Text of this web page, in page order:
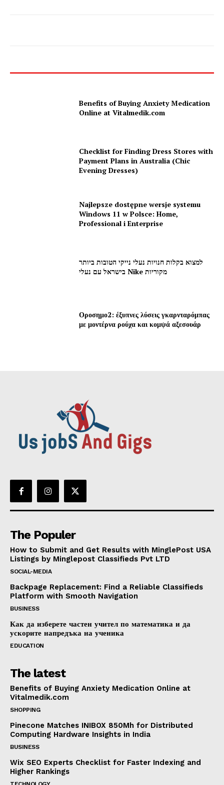
Benefits of Buying Anxiety Medication
Online at Vitalmedik.com
Checklist for Finding Dress Stores with
Payment Plans in Australia (Chic
Evening Dresses)
Najlepsze dostępne wersje systemu
Windows 11 w Polsce: Home,
Professional i Enterprise
למצוא בקלות חנויות נעלי נייקי הטובות ביותר
בישראל עם נעלי Nike מקוריות
Οροσημο2: έξυπνες λύσεις γκαρνταρόμπας
με μοντέρνα ρούχα και κομψά αξεσουάρ
The Populer
How to Submit and Get Results with MinglePost USA
Listings by Minglepost Classifieds Pvt LTD
SOCIAL-MEDIA
Backpage Replacement: Find a Reliable Classifieds
Platform with Smooth Navigation
BUSINESS
Как да изберете частен учител по математика и да
ускорите напредъка на ученика
EDUCATION
The latest
Benefits of Buying Anxiety Medication Online at
Vitalmedik.com
SHOPPING
Pinecone Matches INIBOX 850Mh for Distributed
Computing Hardware Insights in India
BUSINESS
Wix SEO Experts Checklist for Faster Indexing and
Higher Rankings